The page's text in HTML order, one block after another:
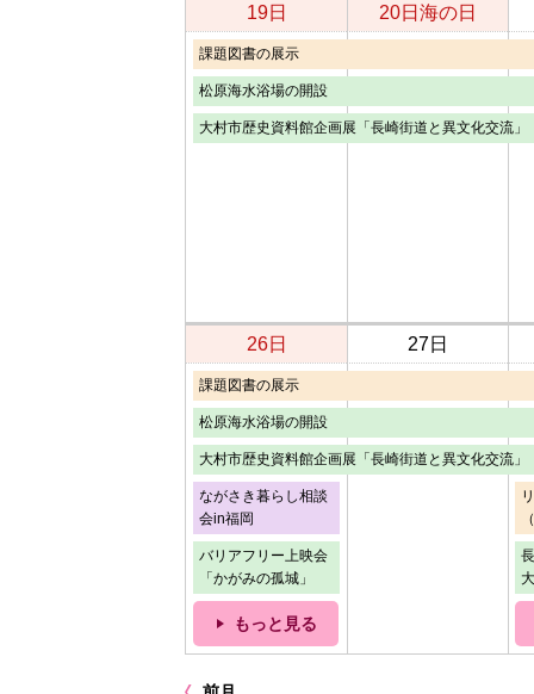
19日 20日 海の日
課題図書の展示
松原海水浴場の開設
大村市歴史資料館企画展「長崎街道と異文化交流」
26日 27日
課題図書の展示
松原海水浴場の開設
大村市歴史資料館企画展「長崎街道と異文化交流」
ながさき暮らし相談
会in福岡
バリアフリー上映会
「かがみの孤城」
もっと見る